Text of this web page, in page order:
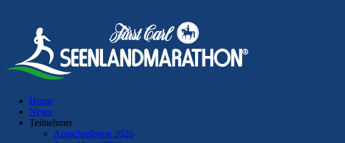
Home
News
Teilnehmer
Ausschreibung 2026